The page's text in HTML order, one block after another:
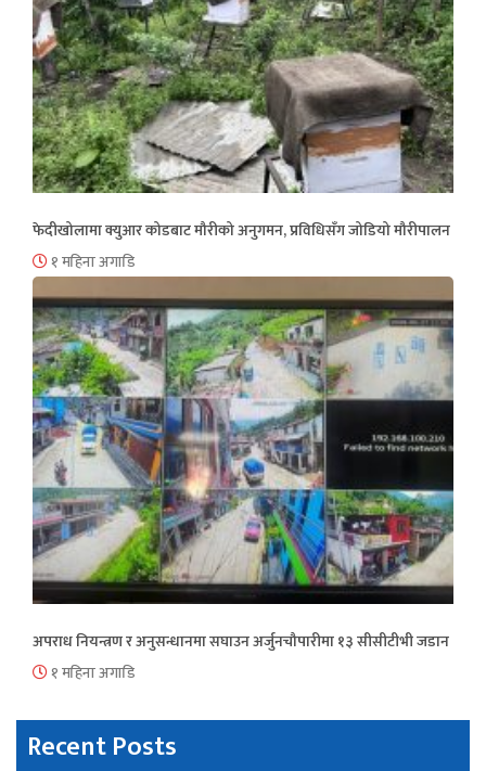
फेदीखोलामा क्युआर कोडबाट मौरीको अनुगमन, प्रविधिसँग जोडियो मौरीपालन
१ महिना अगाडि
अपराध नियन्त्रण र अनुसन्धानमा सघाउन अर्जुनचौपारीमा १३ सीसीटीभी जडान
१ महिना अगाडि
Recent Posts